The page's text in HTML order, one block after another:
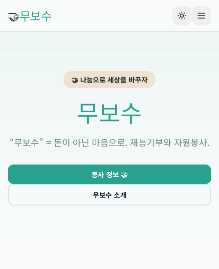
🤝무보수
🤝 나눔으로 세상을 바꾸자
무보수
“무보수” = 돈이 아닌 마음으로. 재능기부와 자원봉사.
봉사 정보 🤝
무보수 소개